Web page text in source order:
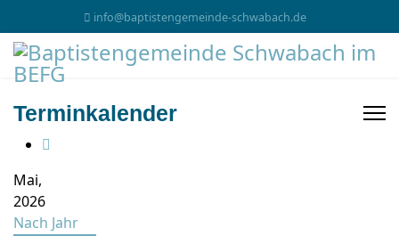
info@baptistengemeinde-schwabach.de
Terminkalender
Mai,
2026
Nach Jahr